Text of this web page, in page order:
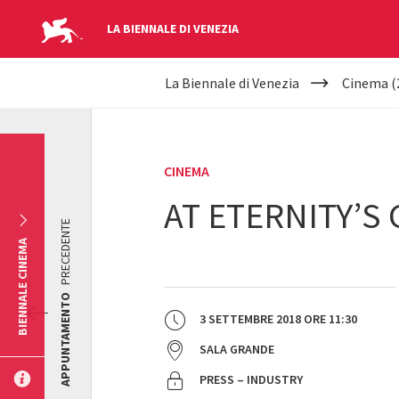
LA BIENNALE DI VENEZIA
YOUR
La Biennale di Venezia Cinema
CINEMA
AT ETERNITY’S
3 SETTEMBRE 2018 ORE 11:30
SALA GRANDE
PRESS – INDUSTRY
APPUNTAMENTO
PRECEDENTE
BIENNALE CINEMA